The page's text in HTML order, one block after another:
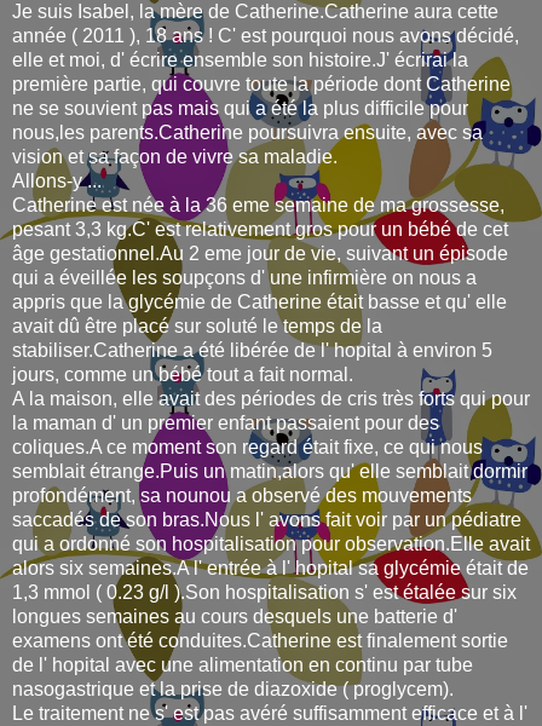
Je suis Isabel, la mère de Catherine.Catherine aura cette
année ( 2011 ), 18 ans ! C' est pourquoi nous avons décidé,
elle et moi, d' écrire ensemble son histoire.J' écrirai la
première partie, qui couvre toute la période dont Catherine
ne se souvient pas mais qui a été la plus difficile pour
nous,les parents.Catherine poursuivra ensuite, avec sa
vision et sa façon de vivre sa maladie.
Allons-y ...
Catherine est née à la 36 eme semaine de ma grossesse,
pesant 3,3 kg.C' est relativement gros pour un bébé de cet
âge gestationnel.Au 2 eme jour de vie, suivant un épisode
qui a éveillée les soupçons d' une infirmière on nous a
appris que la glycémie de Catherine était basse et qu' elle
avait dû être placé sur soluté le temps de la
stabiliser.Catherine a été libérée de l' hopital à environ 5
jours, comme un bébé tout a fait normal.
A la maison, elle avait des périodes de cris très forts qui pour
la maman d' un premier enfant passaient pour des
coliques.A ce moment son regard était fixe, ce qui nous
semblait étrange.Puis un matin,alors qu' elle semblait dormir
profondément, sa nounou a observé des mouvements
saccadés de son bras.Nous l' avons fait voir par un pédiatre
qui a ordonné son hospitalisation pour observation.Elle avait
alors six semaines.A l' entrée à l' hopital sa glycémie était de
1,3 mmol ( 0.23 g/l ).Son hospitalisation s' est étalée sur six
longues semaines au cours desquels une batterie d'
examens ont été conduites.Catherine est finalement sortie
de l' hopital avec une alimentation en continu par tube
nasogastrique et la prise de diazoxide ( proglycem).
Le traitement ne s' est pas avéré suffisamment efficace et à l'